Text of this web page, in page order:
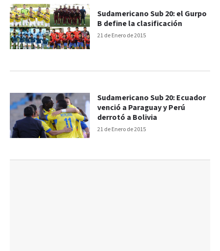
21 de Enero de 2015
Sudamericano Sub 20: el Gurpo
B define la clasificación
21 de Enero de 2015
Sudamericano Sub 20: Ecuador
venció a Paraguay y Perú
derrotó a Bolivia